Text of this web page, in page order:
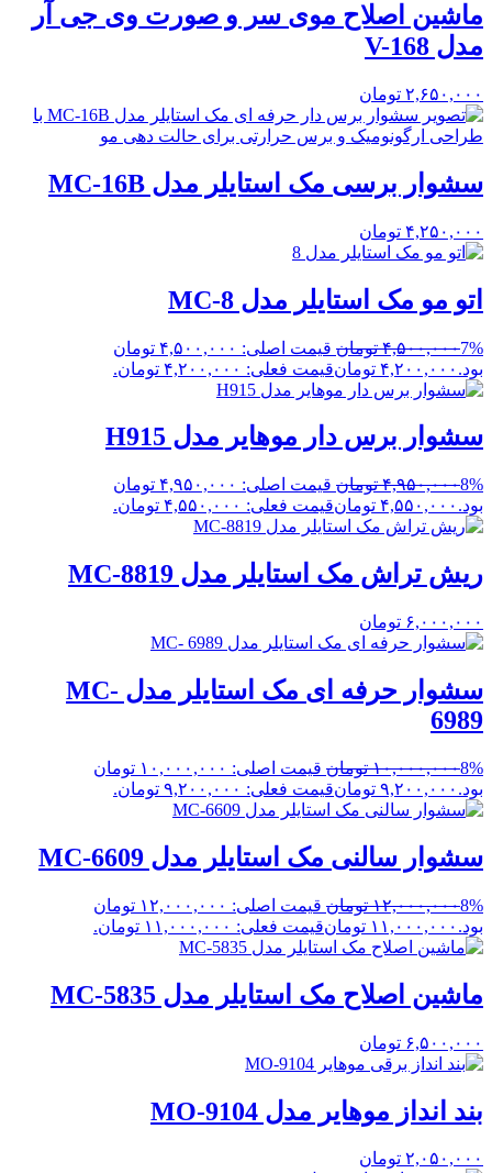
ماشین اصلاح موی سر و صورت وی جی آر
مدل V-168
۲,۶۵۰,۰۰۰ تومان
سشوار برسی مک استایلر مدل MC-16B
۴,۲۵۰,۰۰۰ تومان
اتو مو مک استایلر مدل MC-8
7%۴,۵۰۰,۰۰۰ تومان
قیمت اصلی: ۴,۵۰۰,۰۰۰ تومان
بود. ۴,۲۰۰,۰۰۰ تومانقیمت فعلی: ۴,۲۰۰,۰۰۰ تومان.
سشوار برس دار موهایر مدل H915
8%۴,۹۵۰,۰۰۰ تومان
قیمت اصلی: ۴,۹۵۰,۰۰۰ تومان
بود. ۴,۵۵۰,۰۰۰ تومانقیمت فعلی: ۴,۵۵۰,۰۰۰ تومان.
ریش تراش مک استایلر مدل MC-8819
۶,۰۰۰,۰۰۰ تومان
سشوار حرفه ای مک استایلر مدل MC-
6989
8%۱۰,۰۰۰,۰۰۰ تومان
قیمت اصلی: ۱۰,۰۰۰,۰۰۰ تومان
بود. ۹,۲۰۰,۰۰۰ تومانقیمت فعلی: ۹,۲۰۰,۰۰۰ تومان.
سشوار سالنی مک استایلر مدل MC-6609
8%۱۲,۰۰۰,۰۰۰ تومان
قیمت اصلی: ۱۲,۰۰۰,۰۰۰ تومان
بود. ۱۱,۰۰۰,۰۰۰ تومانقیمت فعلی: ۱۱,۰۰۰,۰۰۰ تومان.
ماشین اصلاح مک استایلر مدل MC-5835
۶,۵۰۰,۰۰۰ تومان
بند انداز موهایر مدل MO-9104
۲,۰۵۰,۰۰۰ تومان